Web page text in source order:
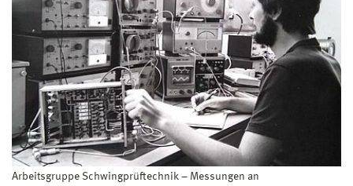
Arbeitsgruppe Schwingprüftechnik – Messungen an